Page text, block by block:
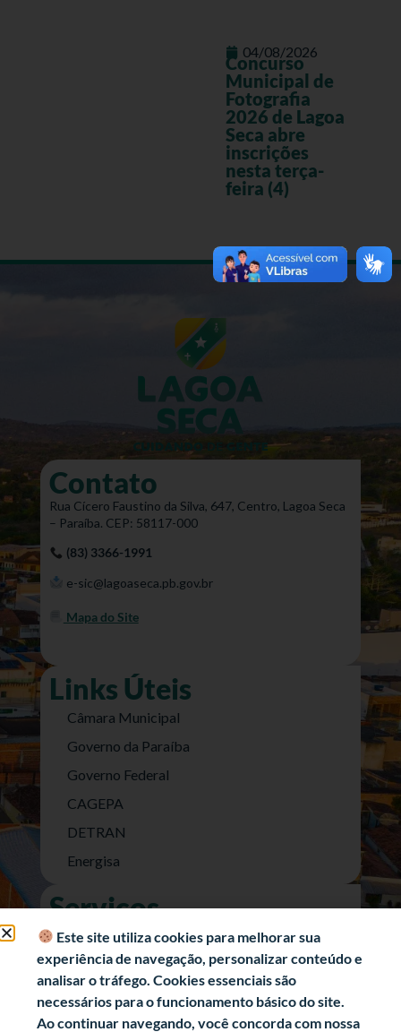
04/08/2026
Concurso
Municipal de
Fotografia
2026 de Lagoa
Seca abre
inscrições
nesta terça-
feira (4)
Contato
Rua Cícero Faustino da Silva, 647, Centro, Lagoa Seca
– Paraíba. CEP: 58117-000
(83) 3366-1991
e-sic@lagoaseca.pb.gov.br
Mapa do Site
Links Úteis
Câmara Municipal
Governo da Paraíba
Governo Federal
CAGEPA
DETRAN
Energisa
Serviços
Nota Fiscal Eletrônica
e-SIC (Acesso a Informação)
Transparência Fiscal
História
Este site utiliza cookies para melhorar sua
experiência de navegação, personalizar conteúdo e
analisar o tráfego. Cookies essenciais são
necessários para o funcionamento básico do site.
Ao continuar navegando, você concorda com nossa